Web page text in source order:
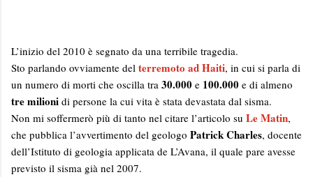
L’inizio del 2010 è segnato da una terribile tragedia.
Sto parlando ovviamente del terremoto ad Haiti, in cui si parla di
un numero di morti che oscilla tra 30.000 e 100.000 e di almeno
tre milioni di persone la cui vita è stata devastata dal sisma.
Non mi soffermerò più di tanto nel citare l’articolo su Le Matin,
che pubblica l’avvertimento del geologo Patrick Charles, docente
dell’Istituto di geologia applicata de L’Avana, il quale pare avesse
previsto il sisma già nel 2007.